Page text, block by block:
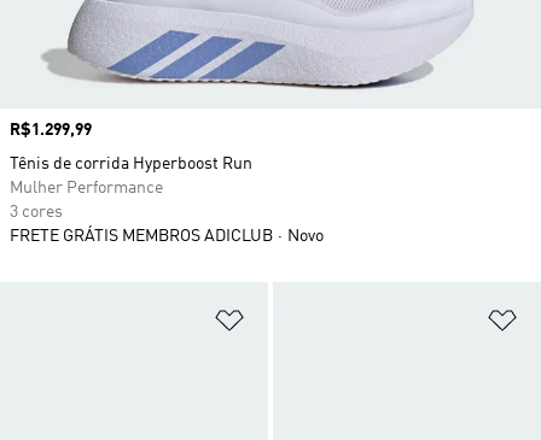
Preço
R$1.299,99
Tênis de corrida Hyperboost Run
Mulher Performance
3 cores
FRETE GRÁTIS MEMBROS ADICLUB
Novo